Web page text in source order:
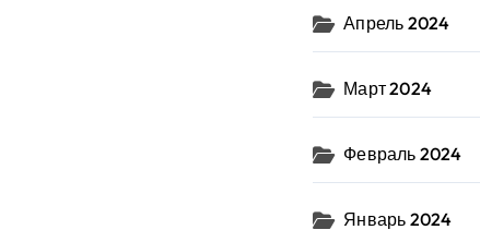
Апрель 2024
Март 2024
Февраль 2024
Январь 2024